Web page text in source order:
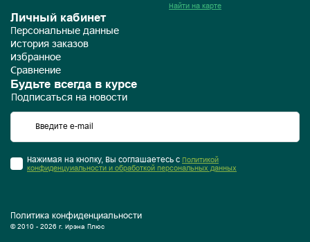
Найти на карте
Личный кабинет
Персональные данные
История заказов
Избранное
Сравнение
Будьте всегда в курсе
Подписаться на новости
Нажимая на кнопку, Вы соглашаетесь с Политикой
конфиденцуиальности и обработкой персональных данных
Политика конфиденциальности
© 2010 - 2026 г. Ирэна Плюс